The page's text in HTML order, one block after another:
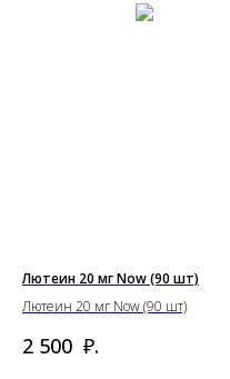
Лютеин 20 мг Now (90 шт)
Лютеин 20 мг Now (90 шт)
2 500 ₽.